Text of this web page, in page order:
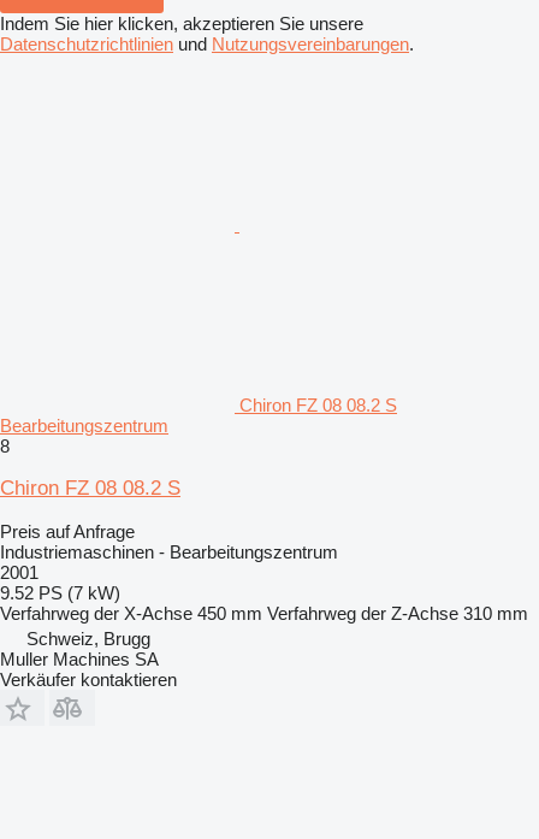
Indem Sie hier klicken, akzeptieren Sie unsere
Datenschutzrichtlinien und Nutzungsvereinbarungen.
Chiron FZ 08 08.2 S
Bearbeitungszentrum
8
Chiron FZ 08 08.2 S
Preis auf Anfrage
Industriemaschinen - Bearbeitungszentrum
2001
9.52 PS (7 kW)
Verfahrweg der X-Achse 450 mm Verfahrweg der Z-Achse 310 mm
Schweiz, Brugg
Muller Machines SA
Verkäufer kontaktieren